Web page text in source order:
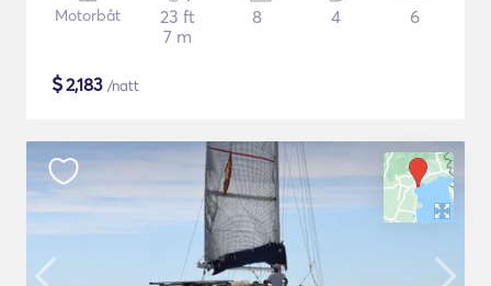
Motorbåt
23 ft
7 m
8 4 6
$2,183 /natt